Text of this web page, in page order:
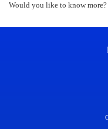
Would you like to know